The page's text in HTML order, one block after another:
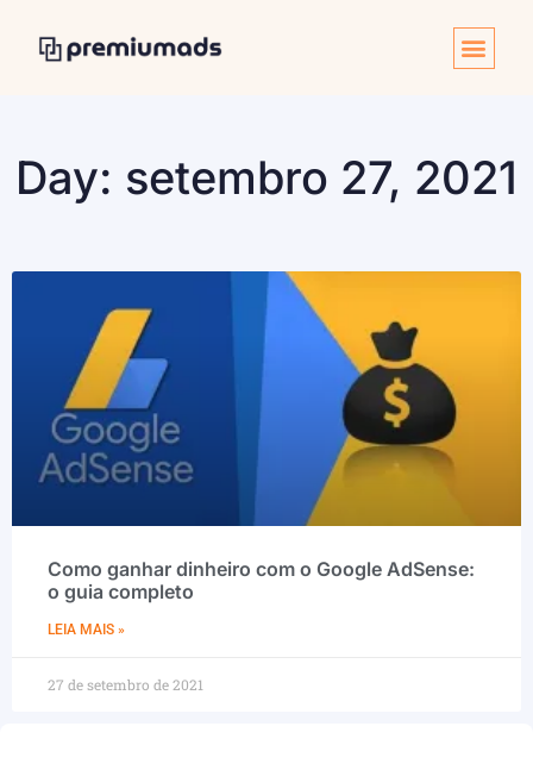
Day: setembro 27, 2021
Como ganhar dinheiro com o Google AdSense:
o guia completo
LEIA MAIS »
27 de setembro de 2021